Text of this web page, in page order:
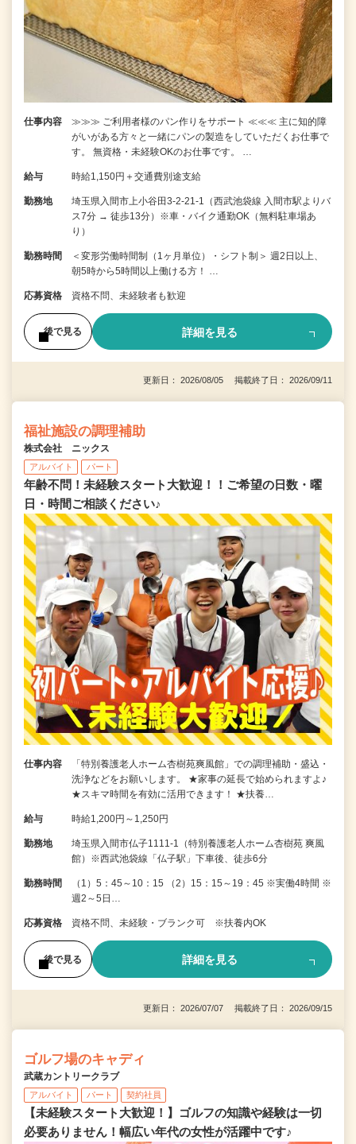
仕事内容
≫≫≫ ご利用者様のパン作りをサポート ≪≪≪ 主に知的障
がいがある方々と一緒にパンの製造をしていただくお仕事で
す。 無資格・未経験OKのお仕事です。 …
給与 時給1,150円＋交通費別途支給
勤務地
埼玉県入間市上小谷田3-2-21-1（西武池袋線 入間市駅よりバ
ス7分 → 徒歩13分）※車・バイク通勤OK（無料駐車場あ
り）
勤務時間
＜変形労働時間制（1ヶ月単位）・シフト制＞ 週2日以上、
朝5時から5時間以上働ける方！ …
応募資格 資格不問、未経験者も歓迎
後で見る 詳細を見る
更新日： 2026/08/05 掲載終了日： 2026/09/11
福祉施設の調理補助
株式会社 ニックス
アルバイト パート
年齢不問！未経験スタート大歓迎！！ご希望の日数・曜
日・時間ご相談ください♪
仕事内容
「特別養護老人ホーム杏樹苑爽風館」での調理補助・盛込・
洗浄などをお願いします。 ★家事の延長で始められますよ♪
★スキマ時間を有効に活用できます！ ★扶養…
給与 時給1,200円～1,250円
勤務地
埼玉県入間市仏子1111-1（特別養護老人ホーム杏樹苑 爽風
館）※西武池袋線「仏子駅」下車後、徒歩6分
勤務時間
（1）5：45～10：15 （2）15：15～19：45 ※実働4時間 ※
週2～5日…
応募資格 資格不問、未経験・ブランク可 ※扶養内OK
後で見る 詳細を見る
更新日： 2026/07/07 掲載終了日： 2026/09/15
ゴルフ場のキャディ
武蔵カントリークラブ
アルバイト パート 契約社員
【未経験スタート大歓迎！】ゴルフの知識や経験は一切
必要ありません！幅広い年代の女性が活躍中です♪